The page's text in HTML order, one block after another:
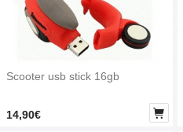
Scooter usb stick 16gb
14,90€ 